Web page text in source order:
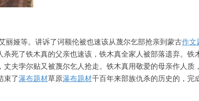
丽娅等。讲诉了诃额伦被也速该从蔑尔乞部抢亲到蒙古作文
死了铁木真的父亲也速该，铁木真全家人被部落遗弃。铁
丈夫孛尔贴又被蔑尔乞人抢走。铁木真用敬爱的母亲作人质
束了瀑布题材草原瀑布题材千百年来部族仇杀的历史的，完